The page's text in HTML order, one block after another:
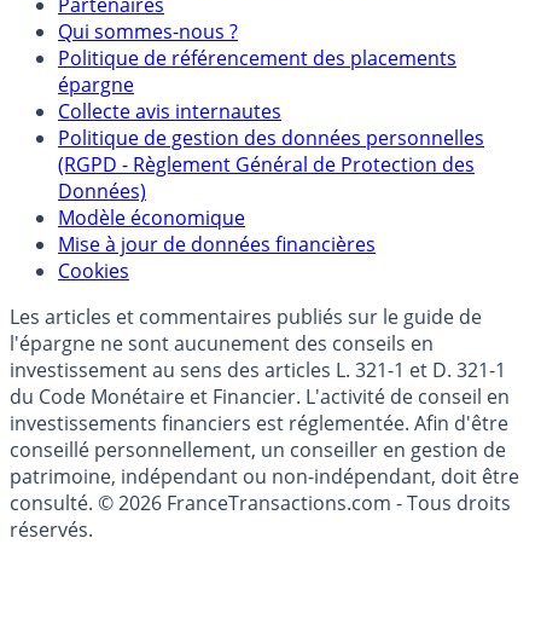
Mentions légales et Conditions d’utilisation
Partenaires
Qui sommes-nous ?
Politique de référencement des placements
épargne
Collecte avis internautes
Politique de gestion des données personnelles
(RGPD - Règlement Général de Protection des
Données)
Modèle économique
Mise à jour de données financières
Cookies
Les articles et commentaires publiés sur le guide de
l'épargne ne sont aucunement des conseils en
investissement au sens des articles L. 321-1 et D. 321-1
du Code Monétaire et Financier. L'activité de conseil en
investissements financiers est réglementée. Afin d'être
conseillé personnellement, un conseiller en gestion de
patrimoine, indépendant ou non-indépendant, doit être
consulté. © 2026 FranceTransactions.com - Tous droits